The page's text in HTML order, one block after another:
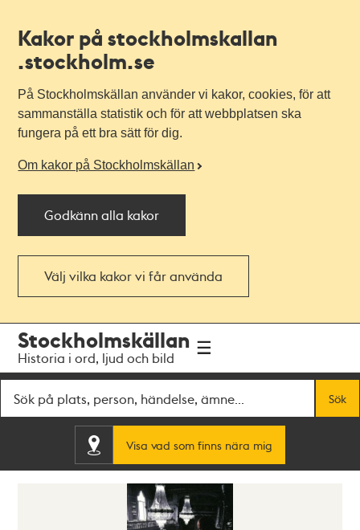
Kakor på stockholmskallan
.stockholm.se
På Stockholmskällan använder vi kakor, cookies, för att
sammanställa statistik och för att webbplatsen ska
fungera på ett bra sätt för dig.
Om kakor på Stockholmskällan
Godkänn alla kakor
Välj vilka kakor vi får använda
navigationen
huvudinnehållet
Stockholmskällan
Historia i ord, ljud och bild
Sök
Visa vad som finns nära mig